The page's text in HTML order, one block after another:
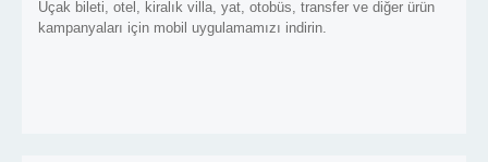
Uçak bileti, otel, kiralık villa, yat, otobüs, transfer ve diğer ürün
kampanyaları için mobil uygulamamızı indirin.